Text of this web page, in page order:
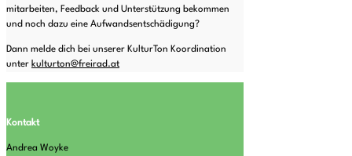
mitarbeiten, Feedback und Unterstützung bekommen
und noch dazu eine Aufwandsentschädigung?
Dann melde dich bei unserer KulturTon Koordination
unter kulturton@freirad.at
Kontakt
Andrea Woyke